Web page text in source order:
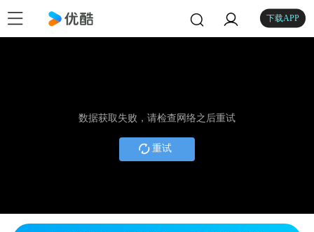
下载APP
数据获取失败，请检查网络之后重试
重试